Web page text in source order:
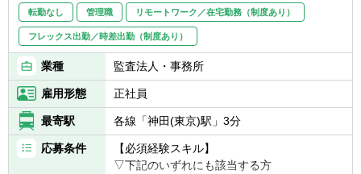
転勤なし 管理職 リモートワーク／在宅勤務（制度あり）
フレックス出勤／時差出勤（制度あり）
業種 監査法人・事務所
雇用形態 正社員
最寄駅 各線「神田(東京)駅」3分
応募条件
【必須経験スキル】
▽下記のいずれにも該当する方